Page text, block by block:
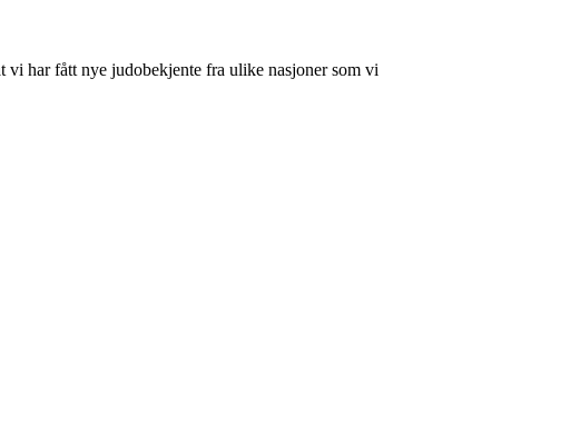
har fått nye judobekjente fra ulike nasjoner som vi